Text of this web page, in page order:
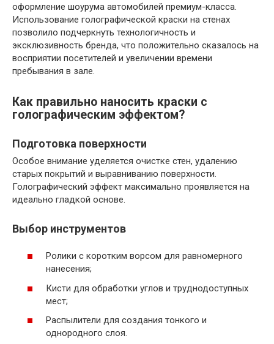
оформление шоурума автомобилей премиум-класса.
Использование голографической краски на стенах
позволило подчеркнуть технологичность и
эксклюзивность бренда, что положительно сказалось на
восприятии посетителей и увеличении времени
пребывания в зале.
Как правильно наносить краски с
голографическим эффектом?
Подготовка поверхности
Особое внимание уделяется очистке стен, удалению
старых покрытий и выравниванию поверхности.
Голографический эффект максимально проявляется на
идеально гладкой основе.
Выбор инструментов
Ролики с коротким ворсом для равномерного
нанесения;
Кисти для обработки углов и труднодоступных
мест;
Распылители для создания тонкого и
однородного слоя.